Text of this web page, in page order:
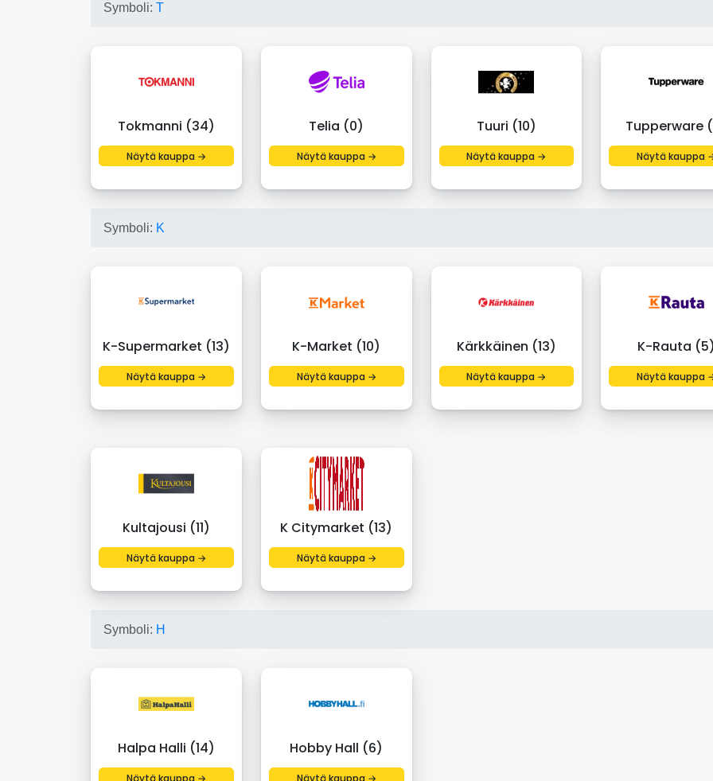
Symboli: T
Tokmanni (34)
Näytä kauppa →
Telia (0)
Näytä kauppa →
Tuuri (10)
Näytä kauppa →
Tupperware
Näytä kauppa
Symboli: K
K-Supermarket (13)
Näytä kauppa →
K-Market (10)
Näytä kauppa →
Kärkkäinen (13)
Näytä kauppa →
K-Rauta
Näytä kauppa
Kultajousi (11)
Näytä kauppa →
K Citymarket (13)
Näytä kauppa →
Symboli: H
Halpa Halli (14)
Näytä kauppa →
Hobby Hall (6)
Näytä kauppa →